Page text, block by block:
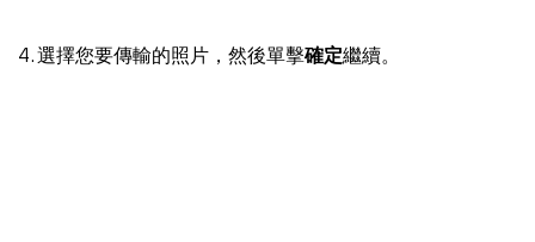
4. 選擇您要傳輸的照片，然後單擊確定繼續。